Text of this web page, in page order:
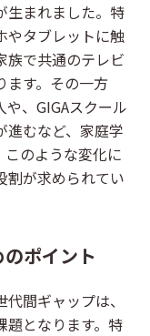
生まれました。特
やタブレットに触
族で共通のテレビ
ます。その一方
、GIGAスクール
進むなど、家庭学
のような変化に
割が求められてい
ポイント
間ギャップは、
題となります。特